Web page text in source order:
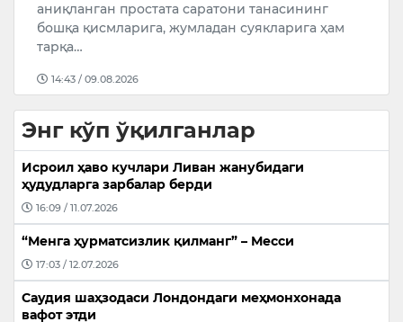
аниқланган простата саратони танасининг
бошқа қисмларига, жумладан суякларига ҳам
тарқа…
14:43 / 09.08.2026
Энг кўп ўқилганлар
Исроил ҳаво кучлари Ливан жанубидаги
ҳудудларга зарбалар берди
16:09 / 11.07.2026
“Менга ҳурматсизлик қилманг” – Месси
17:03 / 12.07.2026
Саудия шаҳзодаси Лондондаги меҳмонхонада
вафот этди